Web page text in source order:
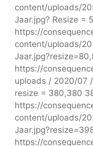
content/uploads/
Jaar.jpg? Resize =
https://
content/uploads/
https://
uploads / 2020/07
resize = 380,380
https://
content/uploads/
https://